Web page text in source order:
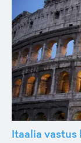
Itaalia